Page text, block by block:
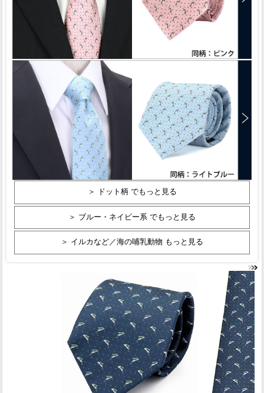
＞ ドット柄 でもっと見る
＞ ブルー・ネイビー系 でもっと見る
＞ イルカなど／海の哺乳動物 もっと見る